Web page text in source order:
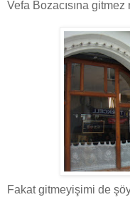
Vefa Bozacısına
Fakat gitmeyişimi de